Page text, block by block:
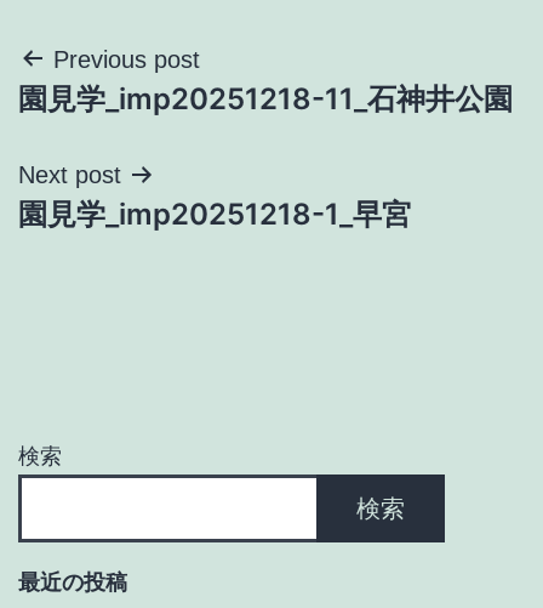
投
稿
ナ
ビ
ョ
Previous post
園見学_imp20251218-11_石神井公園
Next post
園見学_imp20251218-1_早宮
検索
検索
最近の投稿